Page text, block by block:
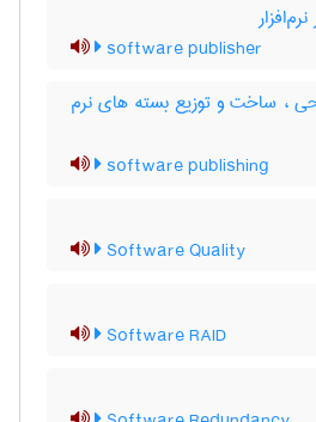
software publisher
، ساخت و توزیع بسته های نرم
software publishing
Software Quality
Software RAID